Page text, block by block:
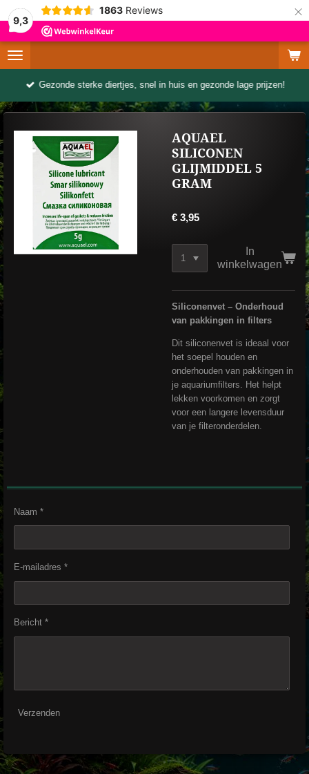
9,3
1863 Reviews ×
Gezonde sterke diertjes, snel in huis en gezonde lage prijzen!
AQUAEL
SILICONEN
GLIJMIDDEL 5
GRAM
€ 3,95
In
winkelwagen
Siliconenvet – Onderhoud
van pakkingen in filters
Dit siliconenvet is ideaal voor
het soepel houden en
onderhouden van pakkingen in
je aquariumfilters. Het helpt
lekken voorkomen en zorgt
voor een langere levensduur
van je filteronderdelen.
Naam *
E-mailadres *
Bericht *
Verzenden